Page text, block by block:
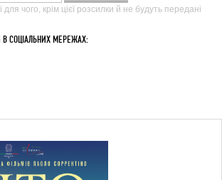
для чого, крім цієї розсилки й не будуть передані
В СОЦІАЛЬНИХ МЕРЕЖАХ: